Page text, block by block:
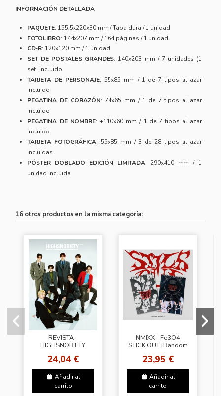
INFORMACIÓN DETALLADA
PAQUETE: 155.5x220x30 mm / Tapa dura / 1 unidad
FOTOLIBRO: 144x207 mm / 164 páginas / 1 unidad
CD-R: 120x120 mm / 1 unidad
SET DE POSTALES GRANDES: 140x203 mm / 7 unidades (1
set) incluido
TARJETA DE PERSONAJE: 55x85 mm / 1 de 7 tipos al azar
incluido
PEGATINA DE CORAZÓN: 74x65 mm / 1 de 7 tipos al azar
incluido
PEGATINA DE NOMBRE: ±110x60 mm / 1 de 7 tipos al azar
incluido
TARJETA FOTOGRÁFICA: 55x85 mm / 3 de 28 tipos al azar
incluidas
PÓSTER DOBLADO EDICIÓN LIMITADA: 290x410 mm / 1
unidad incluida
16 otros productos en la misma categoría:
REVISTA -
HIGHSNOBIETY
ENHYPEN
24,04 €
Añadir al
carrito
NMIXX - Fe3O4
STICK OUT [Random
23,95 €
Añadir al
carrito